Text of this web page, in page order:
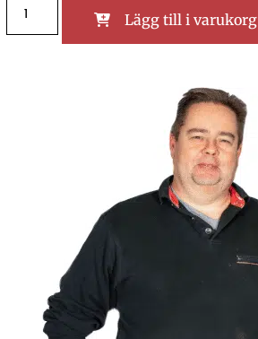
Lägg till i varukorg